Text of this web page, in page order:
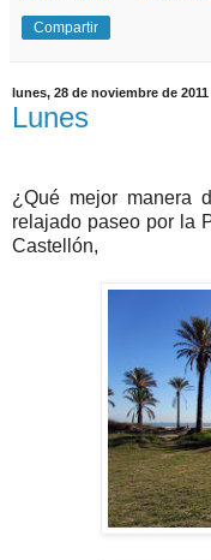
Compartir
lunes, 28 de noviembre de 2011
Lunes
¿Qué mejor manera
relajado paseo por la
Castellón,